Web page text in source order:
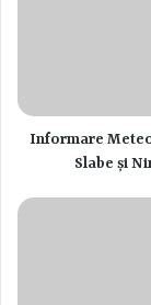
Informare
Slabe și